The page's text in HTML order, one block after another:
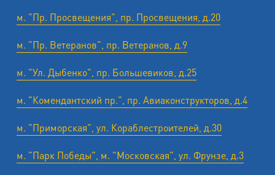
м. "Пр. Просвещения", пр. Просвещения, д.20
м. "Пр. Ветеранов", пр. Ветеранов, д.9
м. "Ул. Дыбенко", пр. Большевиков, д.25
м. "Комендантский пр.", пр. Авиаконструкторов, д.4
м. "Приморская", ул. Кораблестроителей, д.30
м. "Парк Победы", м. "Московская", ул. Фрунзе, д.3